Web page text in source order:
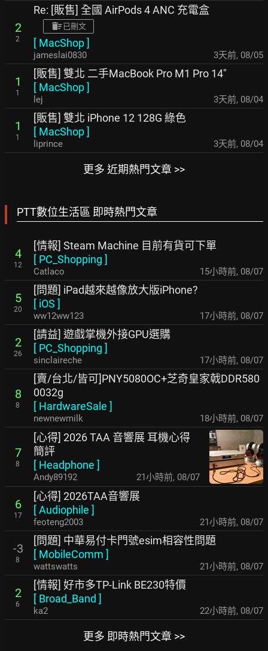
2
2
Re: [販售] 全國 AirPods 4 ANC 充電盒
已刪文
[ MacShop]
jameslai0830 3天前, 08/05
1
1
[販售] 雙北 二手MacBook Pro M1 Pro 14"
[ MacShop]
lej 3天前, 08/04
1
1
[販售] 雙北 iPhone 12 128G 綠色
[ MacShop]
liprince 3天前, 08/04
更多 近期熱門文章 >>
PTT數位生活區 即時熱門文章
4
12
[情報] Steam Machine 目前有貨可下單
[ PC_Shopping ]
Catlaco 15小時前, 08/07
5
20
[問題] iPad越來越像放大版iPhone?
[ iOS ]
ww12ww123 17小時前, 08/07
2
26
[請益] 遊戲掌機外接GPU選購
[ PC_Shopping ]
sinclaireche 17小時前, 08/07
8
8
[賣/台北/皆可]PNY5080OC+芝奇皇家戟DDR580
0032g
[ HardwareSale ]
newnewmilk 18小時前, 08/07
7
8
[心得] 2026 TAA 音響展 耳機心得
簡評
[ Headphone ]
Andy89192 21小時前, 08/07
6
17
[心得] 2026TAA音響展
[Audiophile ]
feoteng2003 21小時前, 08/07
-3
8
[問題] 中華易付卡門號esim相容性問題
[ MobileComm ]
wattswatts 21小時前, 08/07
2
6
[情報] 好市多TP-Link BE230特價
[ Broad_Band ]
ka2 22小時前, 08/07
更多 即時熱門文章 >>